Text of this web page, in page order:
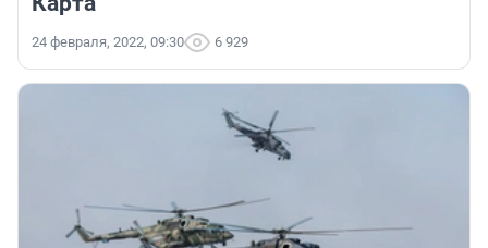
24 февраля, 2022, 09:30 6 929